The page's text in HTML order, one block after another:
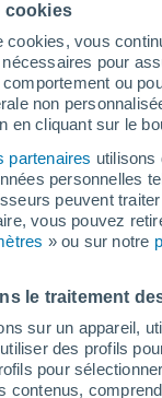
cookies
vous
pour
ou
non
en cliquant sur le
partenaires utilisons
personnelles
peuvent
vous pouvez
» ou sur notre
le traitement
sur un appareil,
des profils
pour
contenus,
modifie le
heure Actualité
9 Août